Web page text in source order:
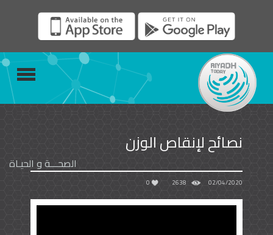
نصائح لإنقاص الوزن
الصحـــة و الحيـاة
02/04/2020
2638
0